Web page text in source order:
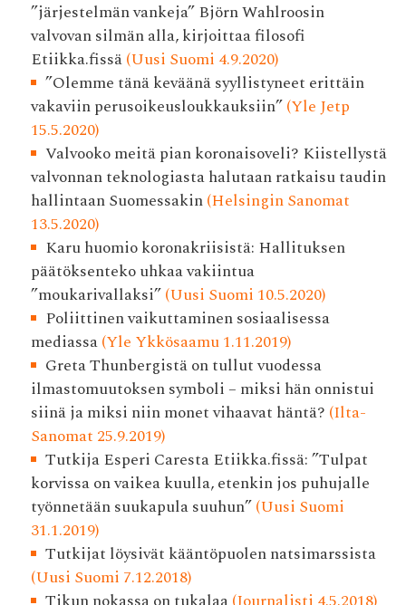
”järjestelmän vankeja” Björn Wahlroosin
valvovan silmän alla, kirjoittaa filosofi
Etiikka.fissä(Uusi Suomi 4.9.2020)
”Olemme tänä keväänä syyllistyneet erittäin
vakaviin perusoikeusloukkauksiin”(Yle Jetp
15.5.2020)
Valvooko meitä pian korona­isoveli? Kiistellystä
valvonnan teknologiasta halutaan ratkaisu taudin
hallintaan Suomessakin(Helsingin Sanomat
13.5.2020)
Karu huomio koronakriisistä: Hallituksen
päätöksenteko uhkaa vakiintua
”moukarivallaksi”(Uusi Suomi 10.5.2020)
Poliittinen vaikuttaminen sosiaalisessa
mediassa(Yle Ykkösaamu 1.11.2019)
Greta Thunbergistä on tullut vuodessa
ilmastomuutoksen symboli – miksi hän onnistui
siinä ja miksi niin monet vihaavat häntä? (Ilta-
Sanomat 25.9.2019)
Tutkija Esperi Caresta Etiikka.fissä: ”Tulpat
korvissa on vaikea kuulla, etenkin jos puhujalle
työnnetään suukapula suuhun”(Uusi Suomi
31.1.2019)
Tutkijat löysivät kääntöpuolen natsimarssista
(Uusi Suomi 7.12.2018)